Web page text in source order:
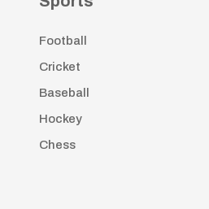
Football
Cricket
Baseball
Hockey
Chess